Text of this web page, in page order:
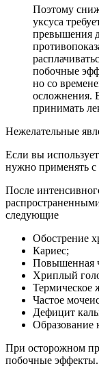
Поэтому
уксуса
превышения
побочные
но со
осложнения.
принимать
Нежелательные
Если вы
нужно применять
После
следующие
Обострение
Кариес;
Повышенная
Хриплый
Термическое
Частое
Дефицит
Образование
При осторожном
побочные эффекты.